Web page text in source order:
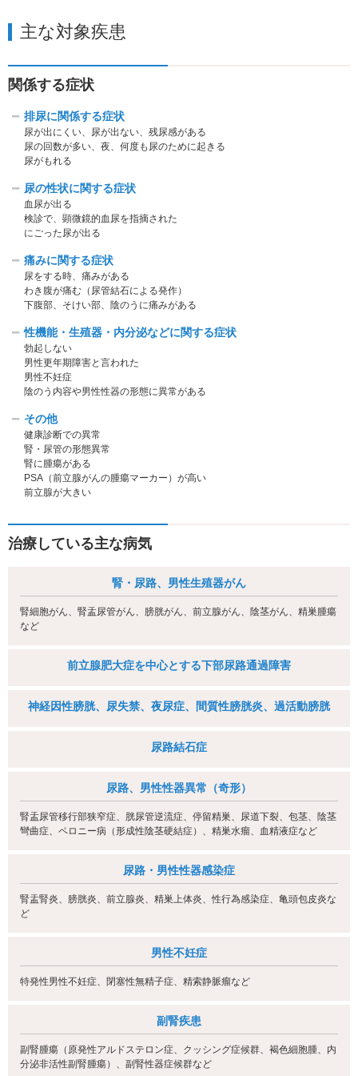
主な対象疾患
関係する症状
排尿に関係する症状
尿が出にくい、尿が出ない、残尿感がある
尿の回数が多い、夜、何度も尿のために起きる
尿がもれる
尿の性状に関する症状
血尿が出る
検診で、顕微鏡的血尿を指摘された
にごった尿が出る
痛みに関する症状
尿をする時、痛みがある
わき腹が痛む（尿管結石による発作）
下腹部、そけい部、陰のうに痛みがある
性機能・生殖器・内分泌などに関する症状
勃起しない
男性更年期障害と言われた
男性不妊症
陰のう内容や男性性器の形態に異常がある
その他
健康診断での異常
腎・尿管の形態異常
腎に腫瘍がある
PSA（前立腺がんの腫瘍マーカー）が高い
前立腺が大きい
治療している主な病気
腎・尿路、男性生殖器がん
腎細胞がん、腎盂尿管がん、膀胱がん、前立腺がん、陰茎がん、精巣腫瘍
など
前立腺肥大症を中心とする下部尿路通過障害
神経因性膀胱、尿失禁、夜尿症、間質性膀胱炎、過活動膀胱
尿路結石症
尿路、男性性器異常（奇形）
腎盂尿管移行部狭窄症、胱尿管逆流症、停留精巣、尿道下裂、包茎、陰茎
彎曲症、ペロニー病（形成性陰茎硬結症）、精巣水瘤、血精液症など
尿路・男性性器感染症
腎盂腎炎、膀胱炎、前立腺炎、精巣上体炎、性行為感染症、亀頭包皮炎な
ど
男性不妊症
特発性男性不妊症、閉塞性無精子症、精索静脈瘤など
副腎疾患
副腎腫瘍（原発性アルドステロン症、クッシング症候群、褐色細胞腫、内
分泌非活性副腎腫瘍）、副腎性器症候群など